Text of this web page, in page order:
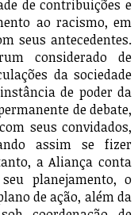
de contribuições e
ao racismo, em
seus antecedentes.
considerado de
da sociedade
de poder da
de debate,
seus convidados,
assim se fizer
a Aliança conta
planejamento, o
de ação, além da